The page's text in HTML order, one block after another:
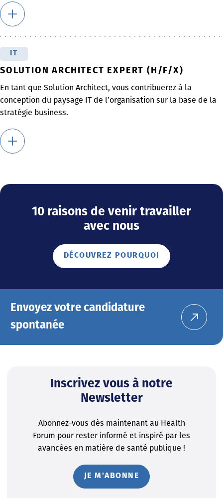
SOLUTION ARCHITECT EXPERT (H/F/X)
En tant que Solution Architect, vous contribuerez à la
conception du paysage IT de l’organisation sur la base de la
stratégie business.
10 raisons de venir travailler
avec nous
DÉCOUVREZ POURQUOI
Envoyez votre candidature
spontanée
Inscrivez vous à notre
Newsletter
Abonnez-vous dès maintenant au Health
Forum pour rester informé et inspiré par les
avancées en matière de santé publique !
JE M'ABONNE